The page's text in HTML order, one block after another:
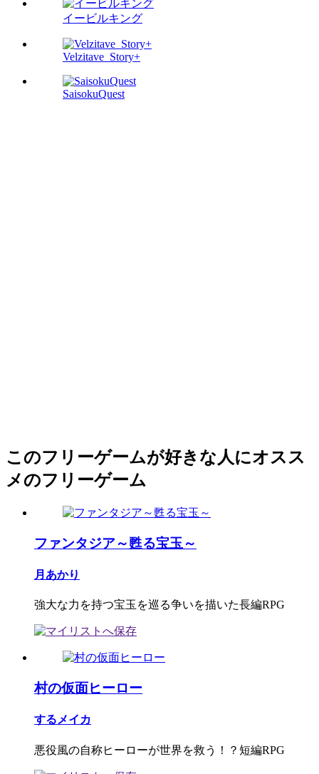
イービルキング
Velzitave_Story+
SaisokuQuest
このフリーゲームが好きな人にオスス
メのフリーゲーム
ファンタジア～甦る宝玉～
月あかり
強大な力を持つ宝玉を巡る争いを描いた長編RPG
村の仮面ヒーロー
するメイカ
悪役風の自称ヒーローが世界を救う！？短編RPG